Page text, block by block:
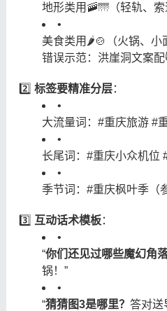
地形类用🚠🌁（轻轨、索
•
美食类用🌶️🍲（火锅、小
错误示范：洪崖洞文案配
2️⃣ 标签要精准分层：
•
大流量词：#重庆旅游 #
•
长尾词：#重庆小众机位
•
季节词：#重庆枫叶季（
3️⃣ 互动话术模板：
•
“你们还见过哪些魔幻角落
锅！”
•
“猜猜图3是哪里？ 答对送